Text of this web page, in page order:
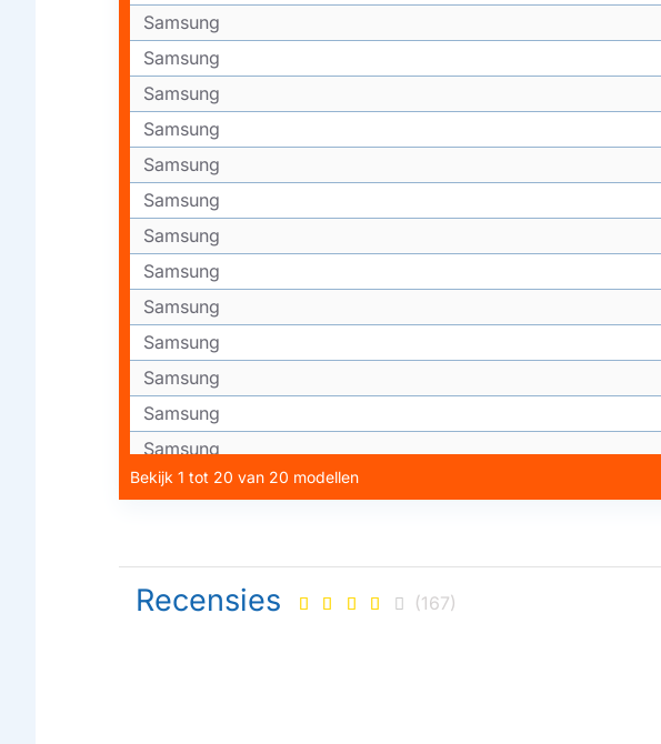
Samsung
Samsung
Samsung
Samsung
Samsung
Samsung
Samsung
Samsung
Samsung
Samsung
Samsung
Samsung
Samsung
Samsung
Samsung
Bekijk 1 tot 20 van 20 modellen
Recensies (167)